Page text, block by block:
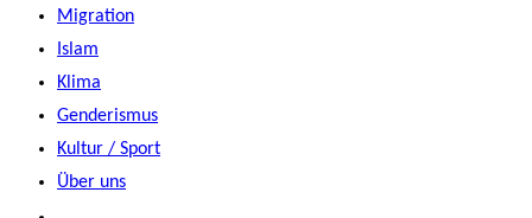
Migration
Islam
Klima
Genderismus
Kultur / Sport
Über uns